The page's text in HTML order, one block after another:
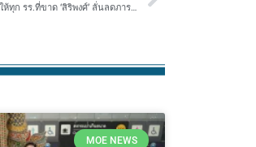
ดีเดย์ 1 พ.ค. 67 ศธ. ขึ้นเงินเดือนครู บุคลากรฯ ข้าราชการ พร้อมจ้างภารโรงให้ทุก รร.ที่ขาด ‘สิริพงศ์’ ลั่นลดภาระครู สร้างความสุขที่จับต้องได้
MOE NEWS